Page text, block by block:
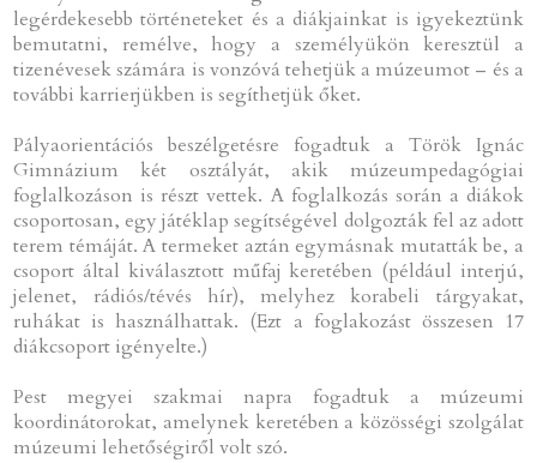
legérdekesebb történeteket és a diákjainkat is igyekeztünk
bemutatni, remélve, hogy a személyükön keresztül a
tizenévesek számára is vonzóvá tehetjük a múzeumot – és a
további karrierjükben is segíthetjük őket.
Pályaorientációs beszélgetésre fogadtuk a Török Ignác
Gimnázium két osztályát, akik múzeumpedagógiai
foglalkozáson is részt vettek. A foglalkozás során a diákok
csoportosan, egy játéklap segítségével dolgozták fel az adott
terem témáját. A termeket aztán egymásnak mutatták be, a
csoport által kiválasztott műfaj keretében (például interjú,
jelenet, rádiós/tévés hír), melyhez korabeli tárgyakat,
ruhákat is használhattak. (Ezt a foglakozást összesen 17
diákcsoport igényelte.)
Pest megyei szakmai napra fogadtuk a múzeumi
koordinátorokat, amelynek keretében a közösségi szolgálat
múzeumi lehetőségiről volt szó.